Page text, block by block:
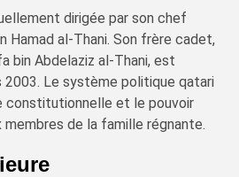
dirigée par son chef
Hamad al-Thani. Son frère cadet,
bin Abdelaziz al-Thani, est
2003. Le système politique qatari
constitutionnelle et le pouvoir
de la famille régnante.